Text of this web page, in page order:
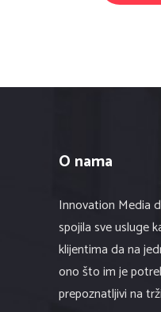
O nama
Innovation Media
spojila sve usluge
klijentima da na
ono što im je
prepoznatljivi na